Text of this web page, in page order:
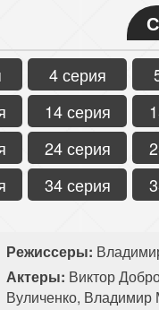
4 серия
14 серия
24 серия
34 серия
Режиссеры:
Актеры: Виктор
Вуличенко,